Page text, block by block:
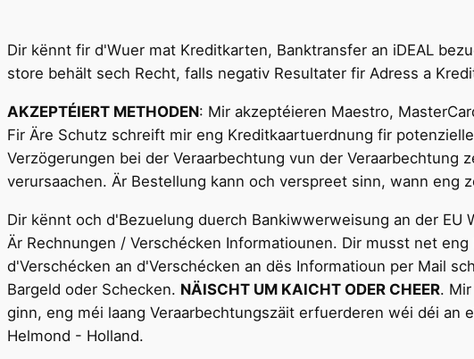
Dir kënnt fir d'Wuer mat Kreditkarten, Banktransfer an iDEAL
store behält sech Recht, falls negativ Resultater fir Adress a
AKZEPTÉIERT METHODEN: Mir akzeptéieren Maestro,
Fir Äre Schutz schreift mir eng Kreditkaartuerdnung fir
Verzögerungen bei der Veraarbechtung vun der
verursaachen. Är Bestellung kann och verspreet sinn, wann eng
Dir kënnt och d'Bezuelung duerch Bankiwwerweisung an der
Är Rechnungen / Verschécken Informatiounen. Dir musst net
d'Verschécken an d'Verschécken an dës Informatioun per Mail
Bargeld oder Schecken. NÄISCHT UM KAICHT ODER CHEER.
ginn, eng méi laang Veraarbechtungszäit erfuerderen wéi déi
Helmond - Holland.